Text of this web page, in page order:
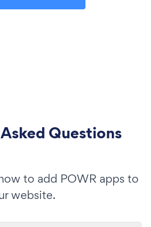
Questions
to add POWR apps to
website.